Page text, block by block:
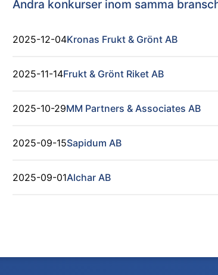
Andra konkurser inom samma
2025-12-04Kronas Frukt & Grönt AB
2025-11-14Frukt & Grönt Riket AB
2025-10-29MM Partners & Associates AB
2025-09-15Sapidum AB
2025-09-01Alchar AB